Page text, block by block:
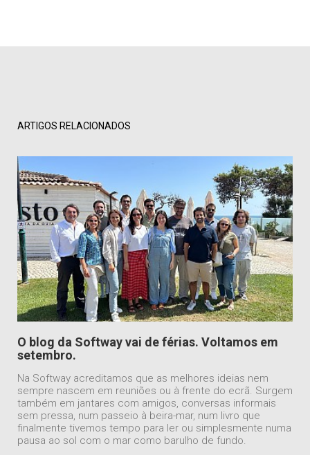
ARTIGOS RELACIONADOS
O blog da Softway vai de férias. Voltamos em
setembro.
Na Softway acreditamos que as melhores ideias nem
sempre nascem em reuniões ou à frente do ecrã. Surgem
também em jantares com amigos, conversas informais
sem pressa, num passeio à beira-mar, num livro que
finalmente tivemos tempo para ler ou simplesmente numa
pausa ao sol com o mar como barulho de fundo.